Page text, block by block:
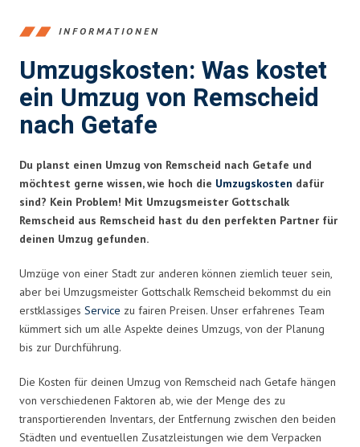
INFORMATIONEN
Umzugskosten: Was kostet
ein Umzug von Remscheid
nach Getafe
Du planst einen Umzug von Remscheid nach Getafe und
möchtest gerne wissen, wie hoch die Umzugskosten dafür
sind? Kein Problem! Mit Umzugsmeister Gottschalk
Remscheid aus Remscheid hast du den perfekten Partner für
deinen Umzug gefunden.
Umzüge von einer Stadt zur anderen können ziemlich teuer sein,
aber bei Umzugsmeister Gottschalk Remscheid bekommst du ein
erstklassiges Service zu fairen Preisen. Unser erfahrenes Team
kümmert sich um alle Aspekte deines Umzugs, von der Planung
bis zur Durchführung.
Die Kosten für deinen Umzug von Remscheid nach Getafe hängen
von verschiedenen Faktoren ab, wie der Menge des zu
transportierenden Inventars, der Entfernung zwischen den beiden
Städten und eventuellen Zusatzleistungen wie dem Verpacken